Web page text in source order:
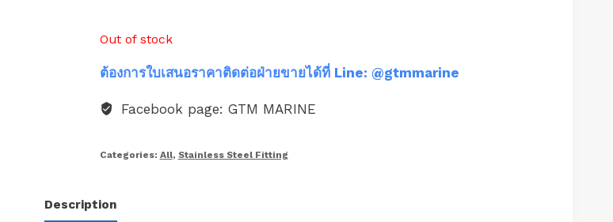
Out of stock
ต้องการใบเสนอราคาติดต่อฝ่ายขายได้ที่ Line: @gtmmarine
Facebook page: GTM MARINE
Categories: All, Stainless Steel Fitting
Description